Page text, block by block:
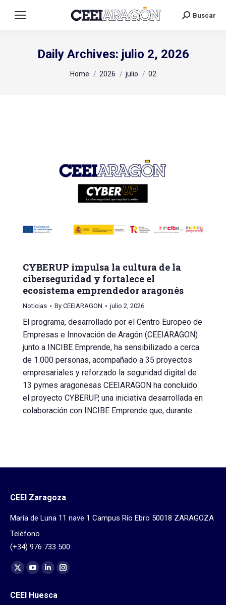
Search:
Buscar
Daily Archives: julio 2, 2026
You are here:
Home 2026 julio 02
CYBERUP impulsa la cultura de la
ciberseguridad y fortalece el
ecosistema emprendedor aragonés
Noticias By CEEIARAGON julio 2, 2026
El programa, desarrollado por el Centro Europeo de
Empresas e Innovación de Aragón (CEEIARAGON)
junto a INCIBE Emprende, ha sensibilizado a cerca
de 1.000 personas, acompañado a 35 proyectos
empresariales y reforzado la seguridad digital de
13 pymes aragonesas CEEIARAGON ha concluido
el proyecto CYBERUP, una iniciativa desarrollada en
colaboración con INCIBE Emprende que, durante…
CEEI Zaragoza
María de Luna 11 nave 1 Campus Río Ebro 50018 ZARAGOZA
Teléfono
(+34) 976 733 500
Find us on:
X
opens
YouTube
opens
Linkedin
opens
Instagram
CEEI Huesca